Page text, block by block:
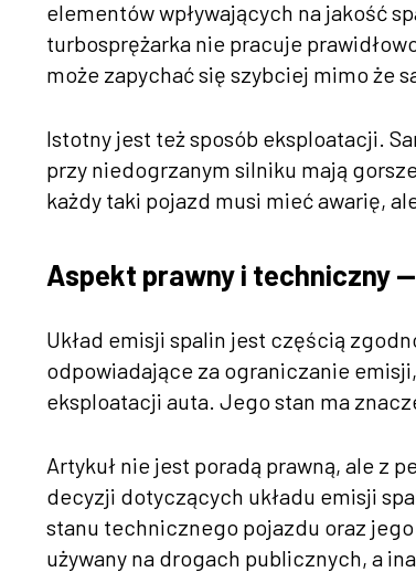
elementów wpływających na jakość
turbosprężarka nie pracuje
może zapychać się szybciej mimo że
Istotny jest też sposób eksploatacji.
przy niedogrzanym silniku mają
każdy taki pojazd musi mieć awarię,
Aspekt prawny i techniczny
Układ emisji spalin jest częścią
odpowiadające za ograniczanie
eksploatacji auta. Jego stan ma
Artykuł nie jest poradą prawną, ale z
decyzji dotyczących układu emisji
stanu technicznego pojazdu oraz
używany na drogach publicznych, a